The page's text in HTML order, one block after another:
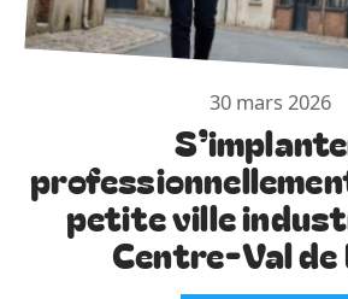
30 mars 2026
petite ville
Centre-Val de